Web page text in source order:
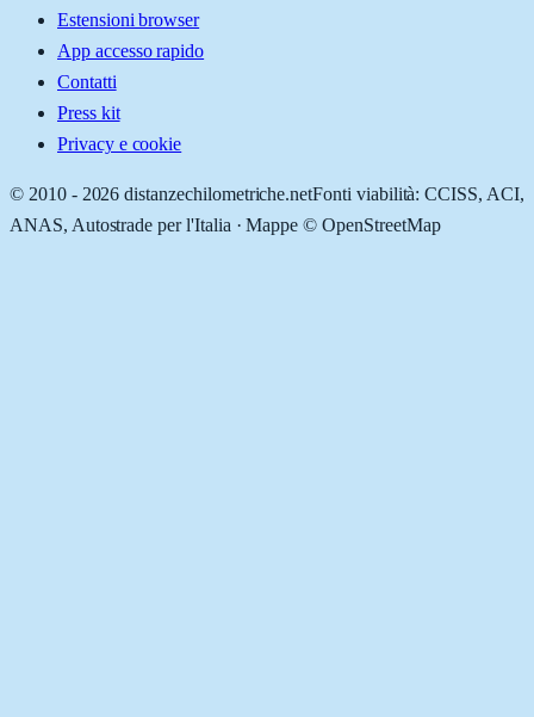
Estensioni browser
App accesso rapido
Contatti
Press kit
Privacy e cookie
© 2010 - 2026 distanzechilometriche.netFonti viabilità: CCISS, ACI,
ANAS, Autostrade per l'Italia · Mappe © OpenStreetMap